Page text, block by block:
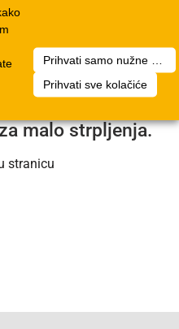
Prihvati sve kolačiće
pogreške. Naš
na rješavanju
malo strpljenja.
stranicu